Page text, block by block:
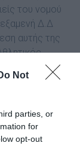
Not
parties, or
for
opt-out
του νοµού
∆.∆
αυτής της
αλιείς
υπεύθυνοι
αλιείας,
αλιείας,